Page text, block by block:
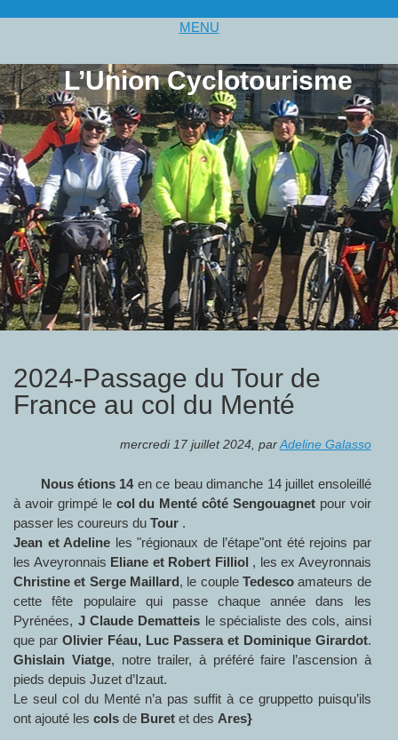
MENU
L’Union Cyclotourisme
2024-Passage du Tour de
France au col du Menté
mercredi 17 juillet 2024, par Adeline Galasso
Nous étions 14en ce beau dimanche 14 juillet ensoleillé
à avoir grimpé le col du Menté côté Sengouagnetpour voir
passer les coureurs duTour .
Jean et Adeline les "régionaux de l’étape"ont été rejoins par
les Aveyronnais Eliane et Robert Filliol , les ex Aveyronnais
Christine et Serge Maillard, le coupleTedesco amateurs de
cette fête populaire qui passe chaque année dans les
Pyrénées, J Claude Dematteis le spécialiste des cols, ainsi
que parOlivier Féau, Luc Passera et Dominique Girardot.
Ghislain Viatge, notre trailer, à préféré faire l’ascension à
pieds depuis Juzet d’Izaut.
Le seul col du Menté n’a pas suffit à ce gruppetto puisqu’ils
ont ajouté les cols de Buret et des Ares}